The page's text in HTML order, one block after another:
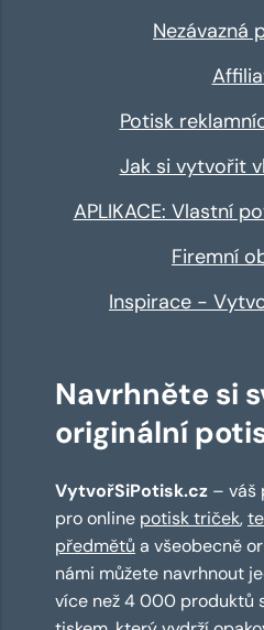
Nezávazná
Potisk
Jak si vytvořit
APLIKACE: Vlastní
Firemní
Inspirace -
Navrhněte si
originální
VytvořSiPotisk.cz – váš
pro online potisk triček,
předmětů a všeobecně
námi můžete navrhnout
více než 4 000 produktů